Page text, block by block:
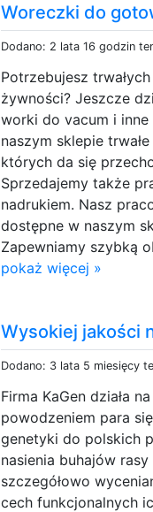
Woreczki do
Dodano: 2 lata 16 godzin
Potrzebujesz
żywności? Jeszcze
worki do vacum i
naszym sklepie
których da się
Sprzedajemy także
nadrukiem. Nasz
dostępne w naszym
Zapewniamy szybką
pokaż więcej »
Wysokiej jakości
Dodano: 3 lata 5 miesięcy
Firma KaGen działa
powodzeniem para
genetyki do polskich
nasienia buhajów
szczegółowo
cech funkcjonalnych